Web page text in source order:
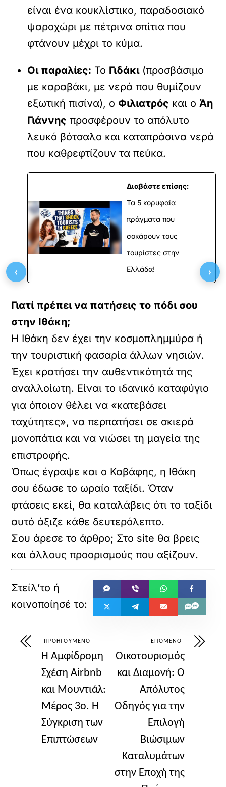
είναι ένα κουκλίστικο, παραδοσιακό
ψαροχώρι με πέτρινα σπίτια που
φτάνουν μέχρι το κύμα.
Οι παραλίες: Το Γιδάκι(προσβάσιμο
με καραβάκι, με νερά που θυμίζουν
εξωτική πισίνα), ο Φιλιατρός και οΆη
Γιάννης προσφέρουν το απόλυτο
λευκό βότσαλο και καταπράσινα νερά
που καθρεφτίζουν τα πεύκα.
Διαβάστε επίσης:
Τα 5 κορυφαία
πράγματα που
σοκάρουν τους
τουρίστες στην
Ελλάδα!
Γιατί πρέπει να πατήσεις το πόδι σου
στην Ιθάκη;
Η Ιθάκη δεν έχει την κοσμοπλημμύρα ή
την τουριστική φασαρία άλλων νησιών.
Έχει κρατήσει την αυθεντικότητά της
αναλλοίωτη. Είναι το ιδανικό καταφύγιο
για όποιον θέλει να «κατεβάσει
ταχύτητες», να περπατήσει σε σκιερά
μονοπάτια και να νιώσει τη μαγεία της
επιστροφής.
Όπως έγραψε και ο Καβάφης, η Ιθάκη
σου έδωσε το ωραίο ταξίδι. Όταν
φτάσεις εκεί, θα καταλάβεις ότι το ταξίδι
αυτό άξιζε κάθε δευτερόλεπτο.
Σου άρεσε το άρθρο; Στο site θα βρεις
και άλλους προορισμούς που αξίζουν.
ΠΡΟΗΓΟΎΜΕΝΟ
Η Αμφίδρομη
Σχέση Airbnb
και Μουντιάλ:
Μέρος 3ο. Η
Σύγκριση των
Επιπτώσεων
ΕΠΌΜΕΝΟ
Οικοτουρισμός
και Διαμονή: Ο
Απόλυτος
Οδηγός για την
Επιλογή
Βιώσιμων
Καταλυμάτων
στην Εποχή της
‹ ›